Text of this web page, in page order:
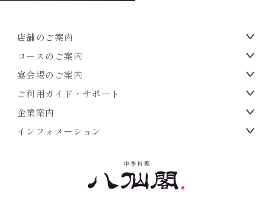
店舗のご案内
コースのご案内
宴会場のご案内
ご利用ガイド・サポート
企業案内
インフォメーション